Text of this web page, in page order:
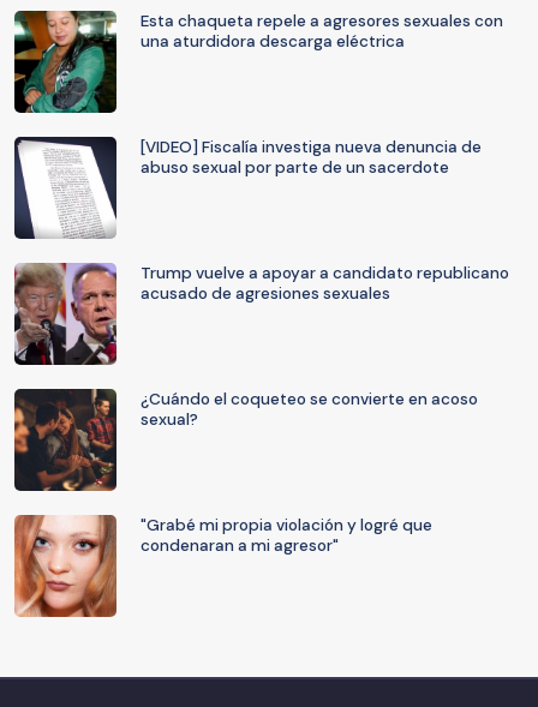
Esta chaqueta repele a agresores sexuales con
una aturdidora descarga eléctrica
[VIDEO] Fiscalía investiga nueva denuncia de
abuso sexual por parte de un sacerdote
Trump vuelve a apoyar a candidato republicano
acusado de agresiones sexuales
¿Cuándo el coqueteo se convierte en acoso
sexual?
"Grabé mi propia violación y logré que
condenaran a mi agresor"